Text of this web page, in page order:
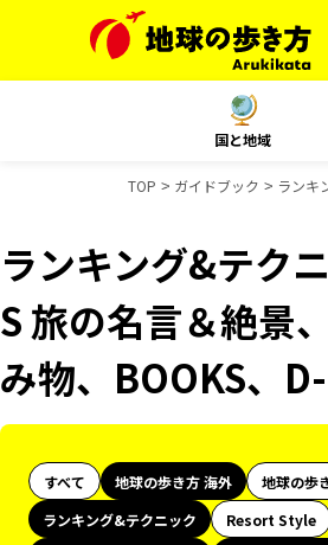
国と地域
TOP ガイドブック ランキ
ランキング&テク
S 旅の名言＆絶景
み物、BOOKS、
すべて 地球の歩き方 海外 地球の歩
ランキング&テクニック
Resort Style